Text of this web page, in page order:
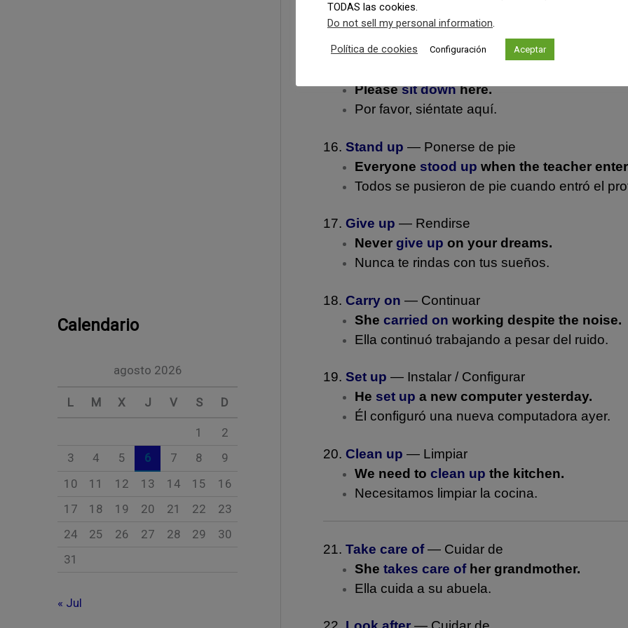
Calendario
agosto 2026
L M X J V S D
1
2
3
4 5 6 7 8
9
10
11 12 13 14 15
16
17
18 19 20 21 22
23
24
25 26 27 28 29
30
31
« Jul
The dogwent away
El perro se fue cuando me vio.
Pleasesit downhere.
Por favor, siéntate aquí.
16. Stand up — Ponerse de pie
Everyone stood up when the teacher
Todos se pusieron de pie cuando entró el
17. Give up — Rendirse
Nevergive up on your dreams.
Nunca te rindas con tus sueños.
18. Carry on — Continuar
Shecarried on working despite the noise.
Ella continuó trabajando a pesar del ruido.
19. Set up — Instalar / Configurar
He set up a new computer yesterday.
Él configuró una nueva computadora ayer.
20. Clean up — Limpiar
We need toclean up the kitchen.
Necesitamos limpiar la cocina.
21. Take care of— Cuidar de
Shetakes care ofher grandmother.
Ella cuida a su abuela.
TODAS las cookies.
Do not sell my personal information
Política de cookies Configuración Aceptar